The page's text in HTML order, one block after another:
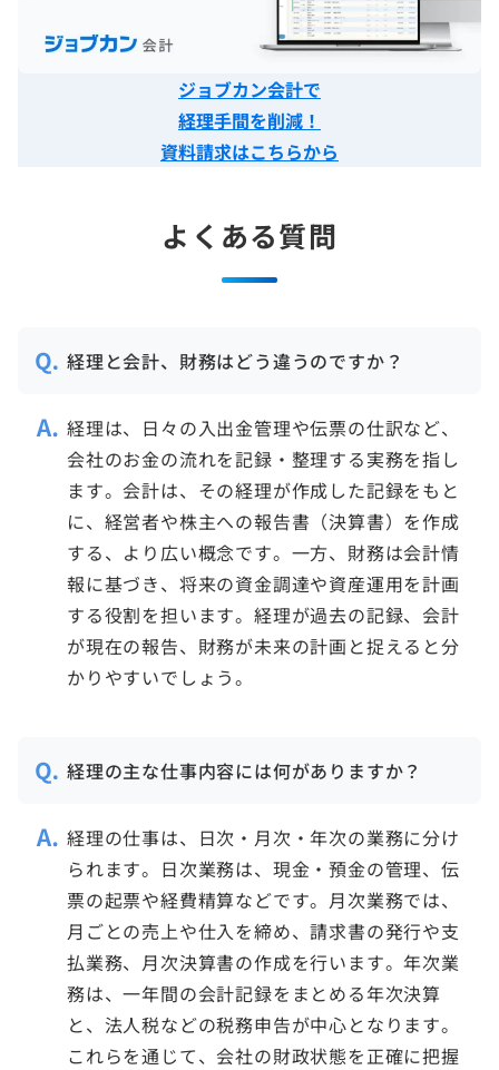
ジョブカン会計で
経理手間を削減 ！
資料請求はこちらから
よくある質問
経理と会計、財務はどう違うのですか？
経理は、日々の入出金管理や伝票の仕訳など、
会社のお金の流れを記録・整理する実務を指し
ます。会計は、その経理が作成した記録をもと
に、経営者や株主への報告書（決算書）を作成
する、より広い概念です。一方、財務は会計情
報に基づき、将来の資金調達や資産運用を計画
する役割を担います。経理が過去の記録、会計
が現在の報告、財務が未来の計画と捉えると分
かりやすいでしょう。
経理の主な仕事内容には何がありますか？
経理の仕事は、日次・月次・年次の業務に分け
られます。日次業務は、現金・預金の管理、伝
票の起票や経費精算などです。月次業務では、
月ごとの売上や仕入を締め、請求書の発行や支
払業務、月次決算書の作成を行います。年次業
務は、一年間の会計記録をまとめる年次決算
と、法人税などの税務申告が中心となります。
これらを通じて、会社の財政状態を正確に把握